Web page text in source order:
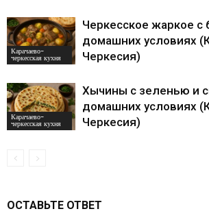
Карачаево-
черкесская кухня
Черкесское жаркое с
домашних условиях
Черкесия)
Карачаево-
черкесская кухня
Хычины с зеленью и
домашних условиях
Черкесия)
ОСТАВЬТЕ ОТВЕТ